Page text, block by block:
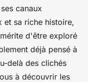
canaux
et sa riche histoire,
d'être exploré
déjà pensé à
delà des clichés
à découvrir les